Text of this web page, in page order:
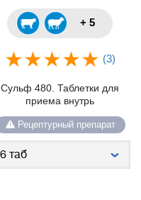
+ 5
(3)
Сульф 480. Таблетки для
приема внутрь
Рецептурный препарат